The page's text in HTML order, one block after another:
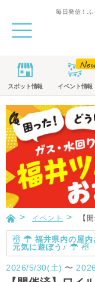
毎日発信！ふ
スポット情報 イベント情報
イベント 【
☃ ☂ 福井県内の屋内
元気に遊ぼう♪ ☂ ☃
2026/5/30(土) 〜